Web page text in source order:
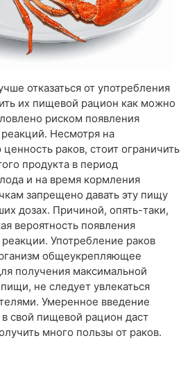
отказаться от употребления
их пищевой рацион как можно
риском появления
Несмотря на
раков, стоит ограничить
продукта в период
и на время кормления
запрещено давать эту пищу
дозах. Причиной, опять-таки,
вероятность появления
Употребление раков
общеукрепляющее
получения максимальной
не следует увлекаться
Умеренное введение
в свой пищевой рацион даст
много пользы от раков.